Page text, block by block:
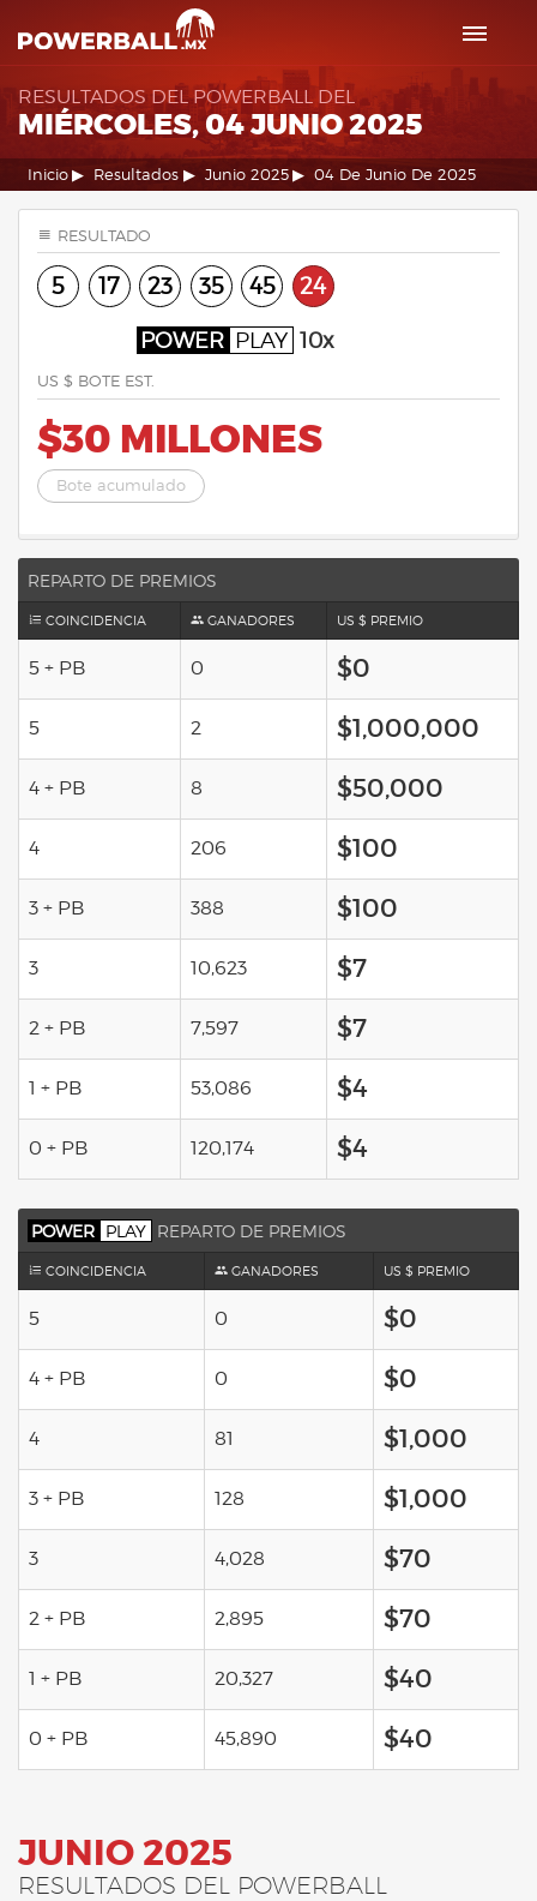
RESULTADOS DEL POWERBALL DEL
MIÉRCOLES, 04 JUNIO 2025
Inicio Resultados Junio 2025 04 De Junio De 2025
RESULTADO
5 17 23 35 45 24
POWER PLAY 10x
US $ BOTE EST.
$30 MILLONES
Bote acumulado
REPARTO DE PREMIOS
COINCIDENCIA GANADORES US $ PREMIO
5 + PB 0 $0
5 2 $1,000,000
4 + PB 8 $50,000
4 206 $100
3 + PB 388 $100
3 10,623 $7
2 + PB 7,597 $7
1 + PB 53,086 $4
0 + PB 120,174 $4
POWER PLAY REPARTO DE PREMIOS
COINCIDENCIA GANADORES US $ PREMIO
5 0 $0
4 + PB 0 $0
4 81 $1,000
3 + PB 128 $1,000
3 4,028 $70
2 + PB 2,895 $70
1 + PB 20,327 $40
0 + PB 45,890 $40
JUNIO 2025
RESULTADOS DEL POWERBALL